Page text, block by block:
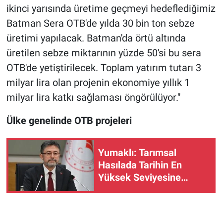
ikinci yarısında üretime geçmeyi hedeflediğimiz
Batman Sera OTB'de yılda 30 bin ton sebze
üretimi yapılacak. Batman'da örtü altında
üretilen sebze miktarının yüzde 50'si bu sera
OTB'de yetiştirilecek. Toplam yatırım tutarı 3
milyar lira olan projenin ekonomiye yıllık 1
milyar lira katkı sağlaması öngörülüyor."
Ülke genelinde OTB projeleri
Yumaklı: Tarımsal
Hasılada Tarihin En
Yüksek Seviyesine